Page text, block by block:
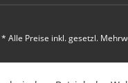
* Alle Preise inkl. gesetzl.